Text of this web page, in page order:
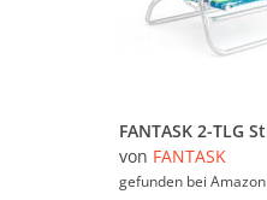
von FANTASK
gefunden bei Amazon